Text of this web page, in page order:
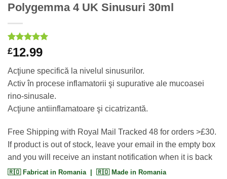
Polygemma 4 UK Sinusuri 30ml
Rated5
out of 5
1
customer
rating
£12.99
Acţiune specifică la nivelul sinusurilor.
Activ în procese inflamatorii şi supurative ale mucoasei
rino-sinusale.
Acţiune antiinflamatoare şi cicatrizantă.
Free Shipping with Royal Mail Tracked 48 for orders >£30.
If product is out of stock, leave your email in the empty box
and you will receive an instant notification when it is back
🇷🇴 Fabricat in Romania | 🇷🇴 Made in Romania